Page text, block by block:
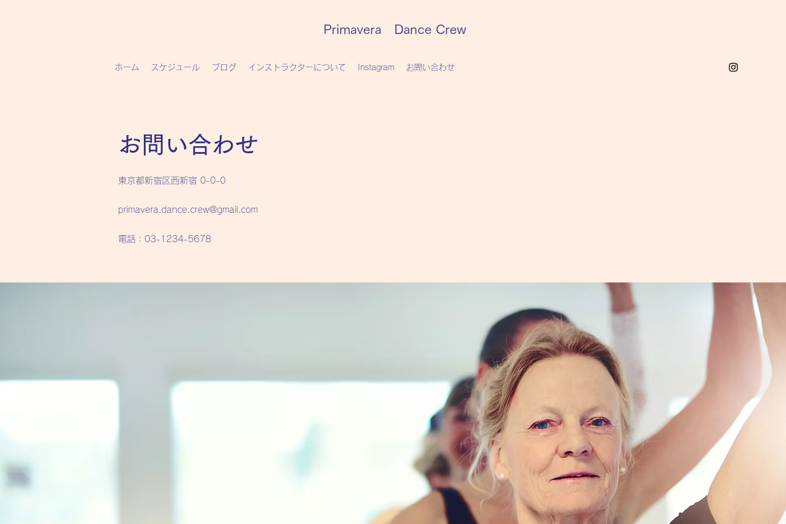
Primavera Dance Crew
ホーム スケジュール ブログ インストラクターについて Instagram お問い合わせ
お問い合わせ
東京都新宿区西新宿 0-0-0
primavera.dance.crew@gmail.com
電話：03-1234-5678